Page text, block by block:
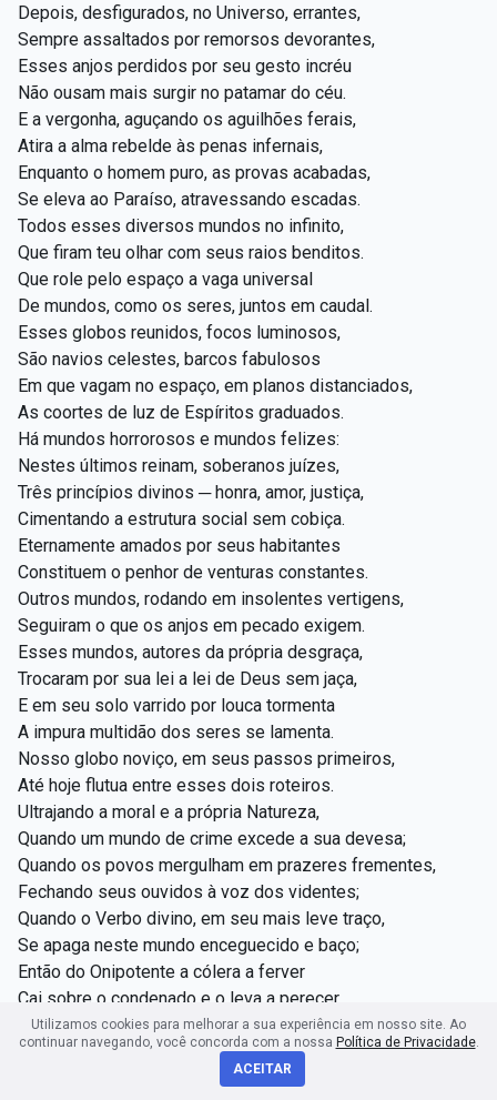
Depois, desfigurados, no Universo, errantes,
Sempre assaltados por remorsos devorantes,
Esses anjos perdidos por seu gesto incréu
Não ousam mais surgir no patamar do céu.
E a vergonha, aguçando os aguilhões ferais,
Atira a alma rebelde às penas infernais,
Enquanto o homem puro, as provas acabadas,
Se eleva ao Paraíso, atravessando escadas.
Todos esses diversos mundos no infinito,
Que firam teu olhar com seus raios benditos.
Que role pelo espaço a vaga universal
De mundos, como os seres, juntos em caudal.
Esses globos reunidos, focos luminosos,
São navios celestes, barcos fabulosos
Em que vagam no espaço, em planos distanciados,
As coortes de luz de Espíritos graduados.
Há mundos horrorosos e mundos felizes:
Nestes últimos reinam, soberanos juízes,
Três princípios divinos ─ honra, amor, justiça,
Cimentando a estrutura social sem cobiça.
Eternamente amados por seus habitantes
Constituem o penhor de venturas constantes.
Outros mundos, rodando em insolentes vertigens,
Seguiram o que os anjos em pecado exigem.
Esses mundos, autores da própria desgraça,
Trocaram por sua lei a lei de Deus sem jaça,
E em seu solo varrido por louca tormenta
A impura multidão dos seres se lamenta.
Nosso globo noviço, em seus passos primeiros,
Até hoje flutua entre esses dois roteiros.
Ultrajando a moral e a própria Natureza,
Quando um mundo de crime excede a sua devesa;
Quando os povos mergulham em prazeres frementes,
Fechando seus ouvidos à voz dos videntes;
Quando o Verbo divino, em seu mais leve traço,
Se apaga neste mundo enceguecido e baço;
Então do Onipotente a cólera a ferver
Cai sobre o condenado e o leva a perecer.
Arcanjos vingadores, com asas possantes
Batem a terra ímpia... e os mares ululantes
Alteando enormes ondas sobrepassam as fragas
Utilizamos cookies para melhorar a sua experiência em nosso site. Ao
continuar navegando, você concorda com a nossa Política de Privacidade.
ACEITAR